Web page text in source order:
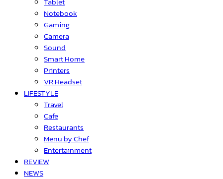
Notebook
Gaming
Camera
Sound
Smart Home
Printers
VR Headset
LIFESTYLE
Travel
Cafe
Restaurants
Menu by Chef
Entertainment
REVIEW
NEWS